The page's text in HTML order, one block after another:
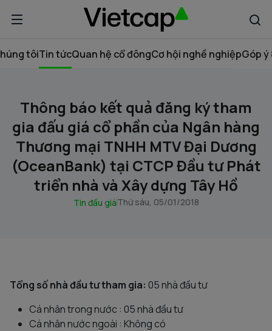
tôiTin tứcQuan hệ cổ đôngCơ hội nghề nghiệpGóp ý
Thông báo kết quả đăng ký tham
gia đấu giá cổ phần của Ngân hàng
Thương mại TNHH MTV Đại Dương
(OceanBank) tại CTCP Đầu tư Phát
triển nhà và Xây dựng Tây Hồ
Tin đấu giáThứ sáu, 05/01/2018
Tổng số nhà đầu tư tham gia: 05 nhà đầu tư
Cá nhân trong nước : 05 nhà đầu tư
Cá nhân nước ngoài : Không có